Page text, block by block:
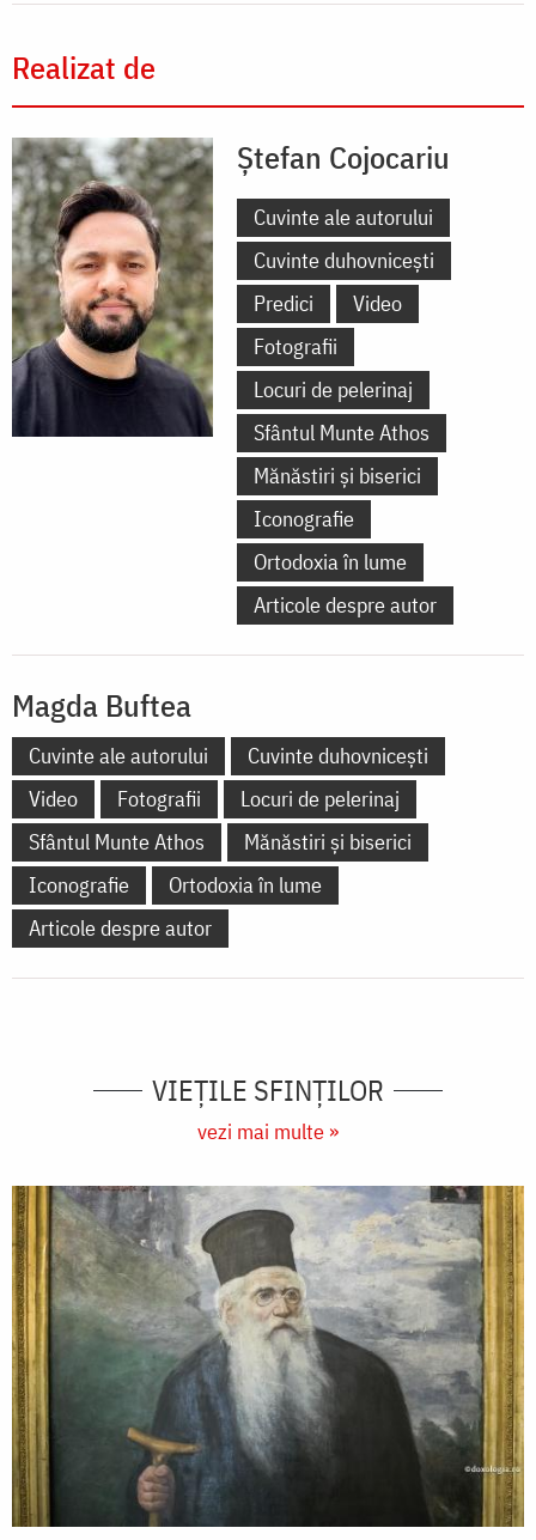
Realizat de
Ștefan Cojocariu
Cuvinte ale autorului
Cuvinte duhovnicești
Predici
Video
Fotografii
Locuri de pelerinaj
Sfântul Munte Athos
Mănăstiri și biserici
Iconografie
Ortodoxia în lume
Articole despre autor
Magda Buftea
Cuvinte ale autorului
Cuvinte duhovnicești
Video
Fotografii
Locuri de pelerinaj
Sfântul Munte Athos
Mănăstiri și biserici
Iconografie
Ortodoxia în lume
Articole despre autor
VIEŢILE SFINŢILOR
vezi mai multe »